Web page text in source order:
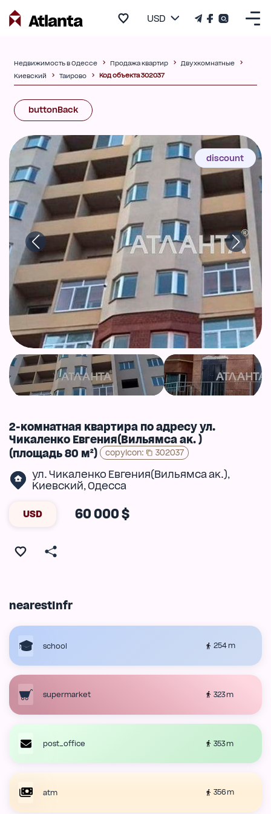
USD
Недвижимость в Одессе Продажа квартир
Двухкомнатные
Киевский
Таирово Код объекта 302037
buttonBack
discount
2-комнатная квартира по адресу ул.
Чикаленко Евгения(Вильямса ак. )
(площадь 80 м²)
copyIcon: 302037
ул. Чикаленко Евгения(Вильямса ак.),
Киевский,Одесса
USD 60 000 $
nearestInfr
school 254 m
supermarket 323 m
post_office 353 m
atm 356 m